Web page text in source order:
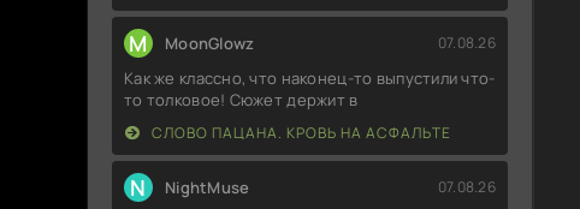
M MoonGlowz 07.08.26
Как же классно, что наконец-то выпустили что-
то толковое! Сюжет держит в
СЛОВО ПАЦАНА. КРОВЬ НА АСФАЛЬТЕ
N NightMuse 07.08.26